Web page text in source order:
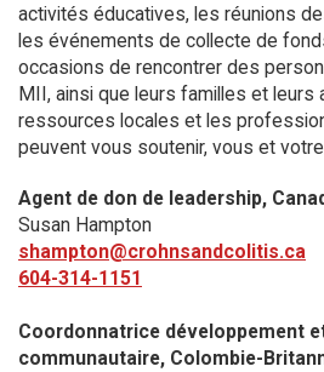
activités éducatives, les réunions
les événements de collecte de
occasions de rencontrer des
MII, ainsi que leurs familles et leurs
ressources locales et les
peuvent vous soutenir, vous et
Agent de don de leadership,
Susan Hampton
shampton@crohnsandcolitis.ca
604-314-1151
Coordonnatrice développement
communautaire, Colombie-